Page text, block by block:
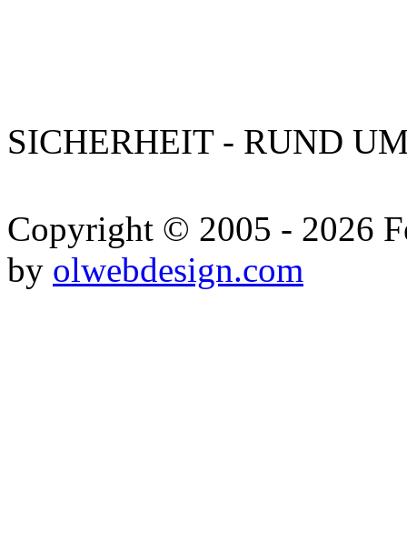
SICHERHEIT - RUND
Copyright © 2005 - 2026
by olwebdesign.com